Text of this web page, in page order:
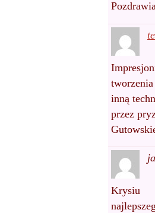
inną
przez
Krysiu